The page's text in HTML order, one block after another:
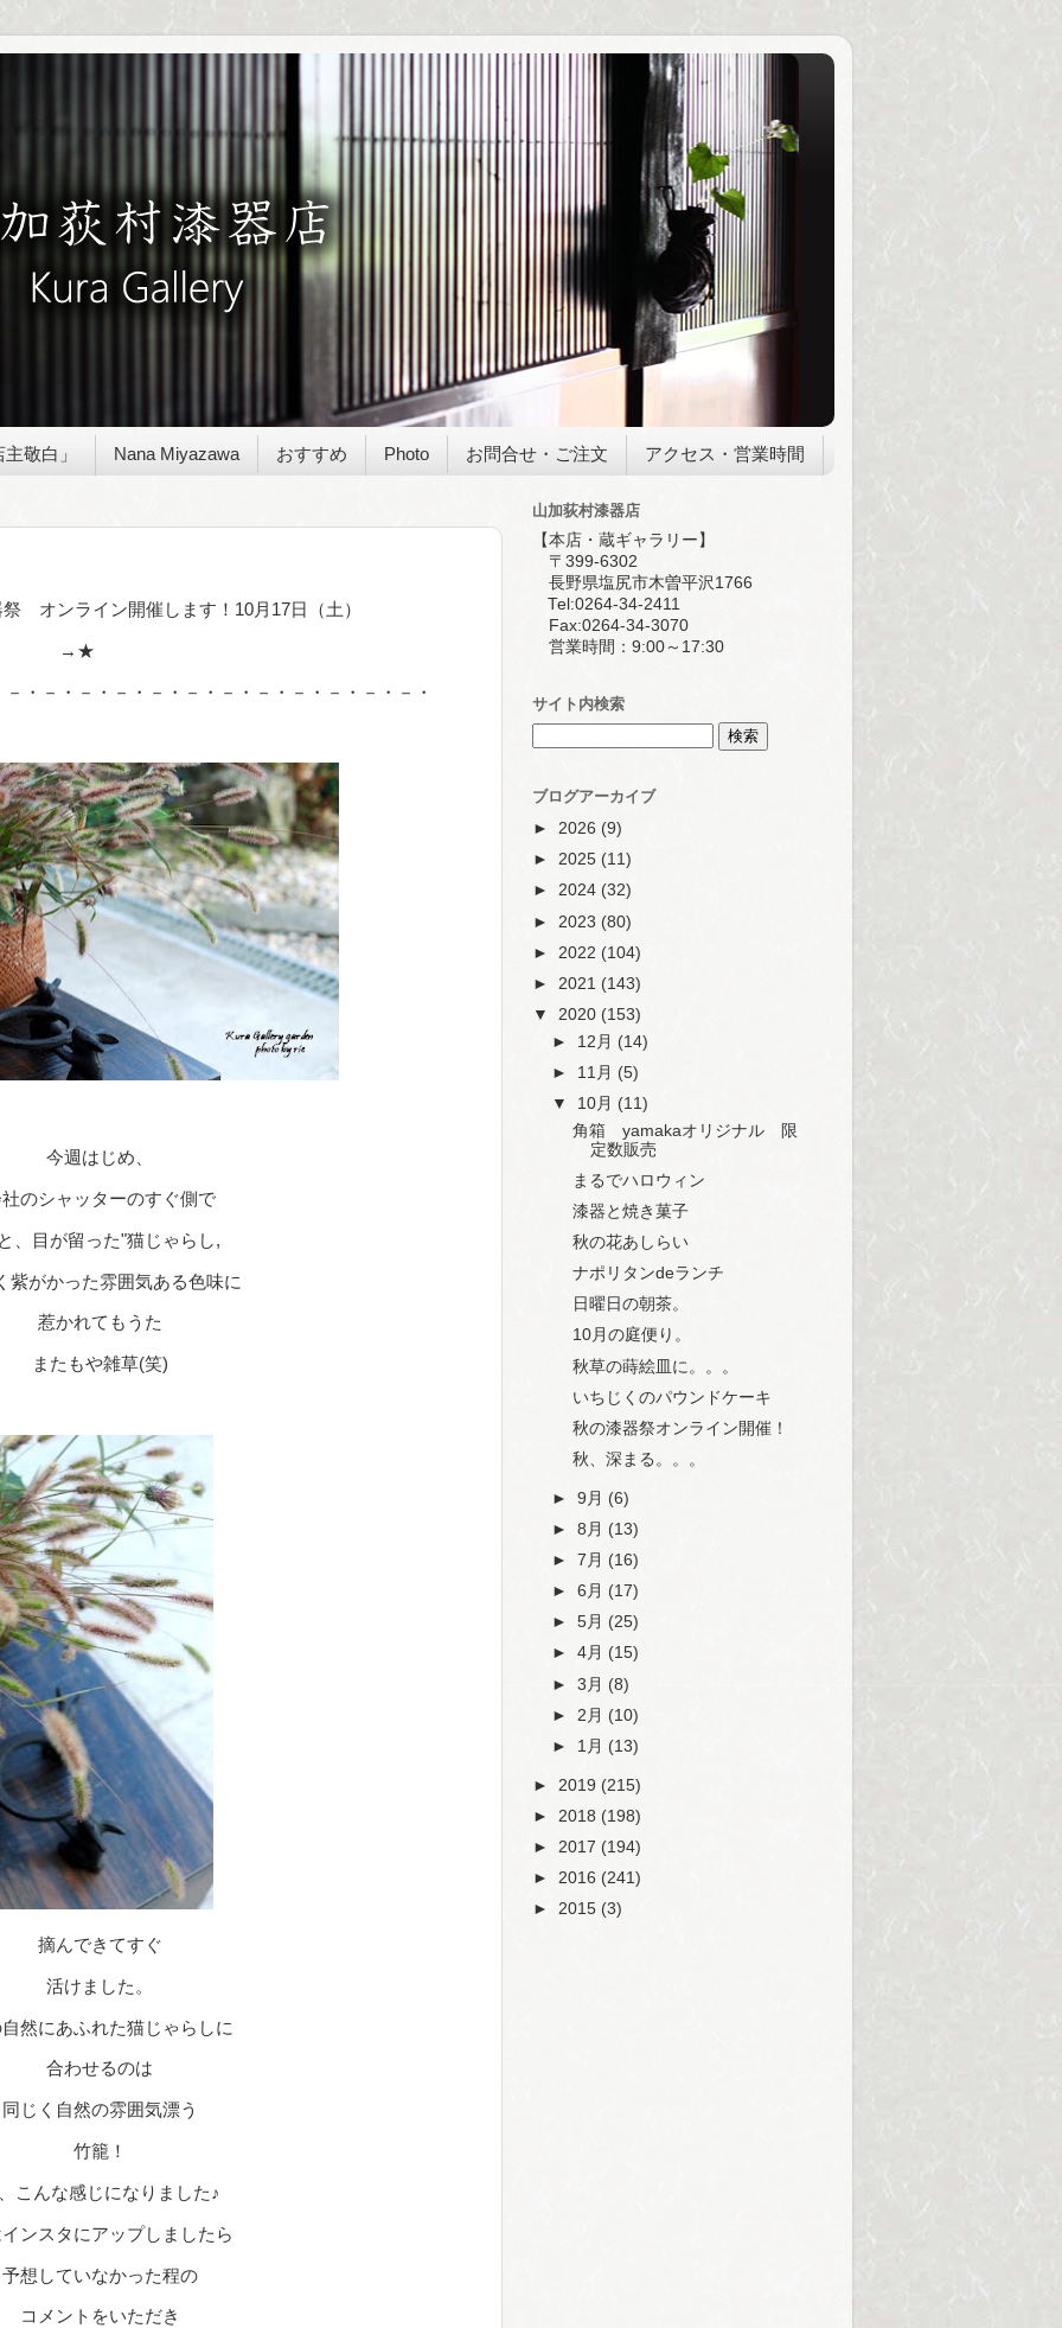
敬白」 Nana Miyazawa おすすめ Photo お問合せ・ご注文 アクセス・営業時間
催します！10月17日（土）
→★
・－・－・－・－・－・－・－・－・－・－・－・
今週はじめ、
のシャッターのすぐ側で
、目が留った"猫じゃらし,
紫がかった雰囲気ある色味に
惹かれてもうた
またもや雑草(笑)
摘んできてすぐ
活けました。
然にあふれた猫じゃらしに
合わせるのは
同じく自然の雰囲気漂う
竹籠！
こんな感じになりました♪
ンスタにアップしましたら
予想していなかった程の
コメントをいただき
山加荻村漆器店
【本店・蔵ギャラリー】
〒399-6302
長野県塩尻市木曽平沢1766
Tel:0264-34-2411
Fax:0264-34-3070
営業時間：9:00～17:30
サイト内検索
ブログアーカイブ
► 2026 (9)
► 2025 (11)
► 2024 (32)
► 2023 (80)
► 2022 (104)
► 2021 (143)
▼ 2020 (153)
► 12月 (14)
► 11月 (5)
▼ 10月 (11)
角箱 yamakaオリジナル 限
定数販売
まるでハロウィン
漆器と焼き菓子
秋の花あしらい
ナポリタンdeランチ
日曜日の朝茶。
10月の庭便り。
秋草の蒔絵皿に。。。
いちじくのパウンドケーキ
秋の漆器祭オンライン開催！
秋、深まる。。。
►9月 (6)
►8月 (13)
►7月 (16)
►6月 (17)
►5月 (25)
►4月 (15)
►3月 (8)
► 2月 (10)
► 1月 (13)
► 2019 (215)
► 2018 (198)
► 2017 (194)
► 2016 (241)
► 2015 (3)